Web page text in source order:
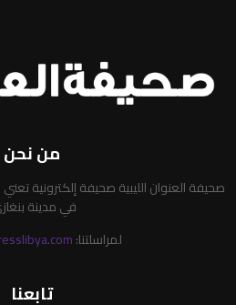
من نحن
في مدينة
لمراسلتنا:
تابعنا